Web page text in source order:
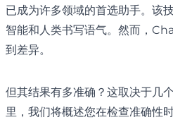
已成为许多领域的首选助手。该
智能和人类书写语气。然而，
到差异。
但其结果有多准确？这取决于几
里，我们将概述您在检查准确性